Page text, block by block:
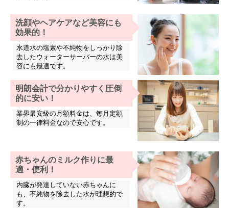
洗顔やヘアケアなど美容にも
効果的！
水道水の塩素や不純物をしっかり除
去したウォーターサーバーの水は美
容にも最適です。
明朗会計で分かりやすく圧倒
的に安い！
業界最安級の月額料金は、毎月定額
制の一律料金なので安心です。
赤ちゃんのミルク作りに最
適・便利！
内臓が発達していない赤ちゃんに
も、不純物を除去した水が理想的で
す。